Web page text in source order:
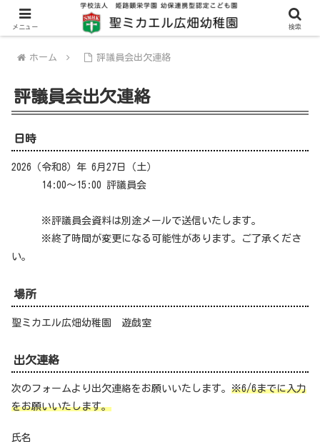
ホーム 評議員会出欠連絡
評議員会出欠連絡
日時
2026（令和8）年 6月27日（土）
14:00〜15:00 評議員会
※評議員会資料は別途メールで送信いたします。
※終了時間が変更になる可能性があります。ご了承くださ
い。
場所
聖ミカエル広畑幼稚園 遊戯室
出欠連絡
次のフォームより出欠連絡をお願いいたします。 ※6/6までに入力
をお願いいたします。
氏名
メニュー 検索